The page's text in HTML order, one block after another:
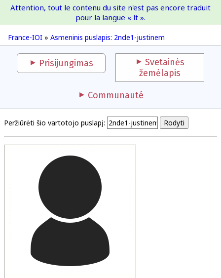
France-IOI
France-IOI » Asmeninis puslapis: 2nde1-justinem
Attention, tout le contenu du site n'est pas encore traduit
pour la langue « lt ».
Prisijungimas
Svetainės
žemėlapis
Communauté
Peržiūrėti šio vartotojo puslapį: